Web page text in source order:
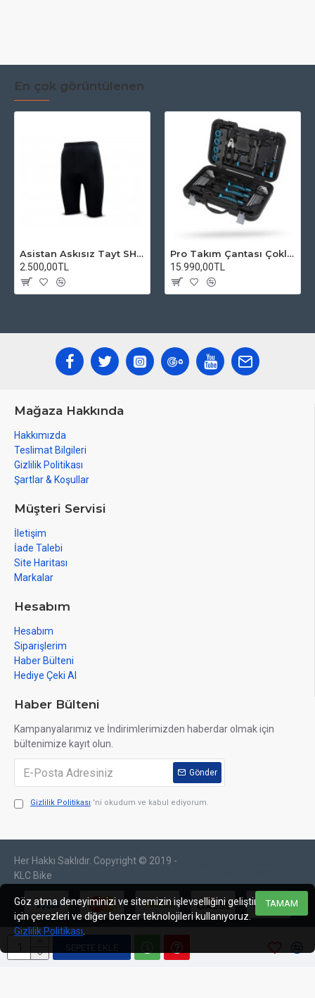
SEPETE EKLE
En çok görüntülenen
Asistan Askısız Tayt SH20 Pedli Siyah
2.500,00TL
Pro Takım Çantası Çoklu Tamir Seti
15.990,00TL
Mağaza Hakkında
Hakkımızda
Teslimat Bilgileri
Gizlilik Politikası
Şartlar & Koşullar
Müşteri Servisi
İletişim
İade Talebi
Site Haritası
Markalar
Hesabım
Hesabım
Siparişlerim
Haber Bülteni
Hediye Çeki Al
Haber Bülteni
Kampanyalarımız ve İndirimlerimizden haberdar olmak için
bültenimize kayıt olun.
Gönder
Gizlilik Politikası 'ni okudum ve kabul ediyorum.
Her Hakkı Saklıdır. Copyright © 2019 -
KLC Bike
TAMAM
Göz atma deneyiminizi ve sitemizin işlevselliğini geliştirmek
için çerezleri ve diğer benzer teknolojileri kullanıyoruz.
Gizlilik Politikası